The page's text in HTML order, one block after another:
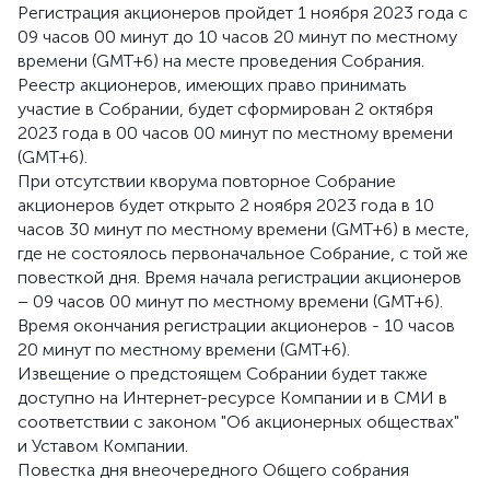
Регистрация акционеров пройдет 1 ноября 2023 года с
09 часов 00 минут до 10 часов 20 минут по местному
времени (GMT+6) на месте проведения Собрания.
Реестр акционеров, имеющих право принимать
участие в Собрании, будет сформирован 2 октября
2023 года в 00 часов 00 минут по местному времени
(GMT+6).
При отсутствии кворума повторное Собрание
акционеров будет открыто 2 ноября 2023 года в 10
часов 30 минут по местному времени (GMT+6) в месте,
где не состоялось первоначальное Собрание, с той же
повесткой дня. Время начала регистрации акционеров
– 09 часов 00 минут по местному времени (GMT+6).
Время окончания регистрации акционеров - 10 часов
20 минут по местному времени (GMT+6).
Извещение о предстоящем Собрании будет также
доступно на Интернет-ресурсе Компании и в СМИ в
соответствии с законом "Об акционерных обществах"
и Уставом Компании.
Повестка дня внеочередного Общего собрания